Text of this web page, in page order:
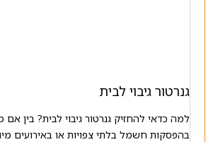
גנרטור גיבוי לבית
למה כדאי להחזיק גנרטור גיבוי לבית? בין אם
בהפסקות חשמל בלתי צפויות או באירועים